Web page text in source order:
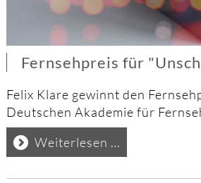
Fernsehpreis für
Felix Klare gewinnt den
Deutschen Akademie für
Weiterlesen …
für
"Unschuldig"